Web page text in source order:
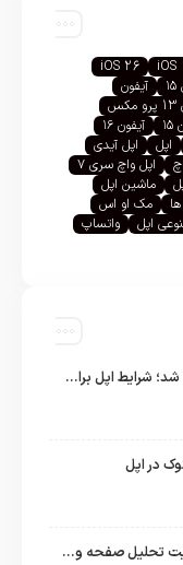
iOS
iOS 26
آیفون
آیفون ۱۶
اپل
اپل آیدی
اپل واچ سری ۷
ماشین اپل
مک او اس
اپل
واتساپ
برنامه Apple Upgrade معرفی شد؛ شرایط اپل برای اجاره آیفون، آیپد، مک و اپل واچ
نسخه مک گوگل Gemini با قابلیت تحلیل صفحه و دستورات صوتی در به‌روزرسانی جدید